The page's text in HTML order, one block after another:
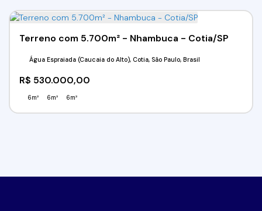
Terreno com 5.700m² - Nhambuca - Cotia/SP
R$ 530.000,00
Água Espraiada (Caucaia do Alto), Cotia, São Paulo, Brasil
6m² 6m² 6m²